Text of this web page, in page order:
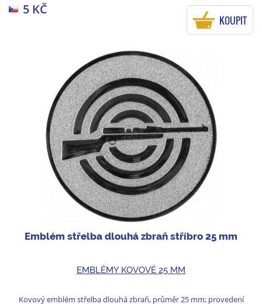
5 KČ
KOUPIT
Emblém střelba dlouhá zbraň stříbro 25 mm
EMBLÉMY KOVOVÉ 25 MM
Kovový emblém střelba dlouhá zbraň, průměr 25 mm; provedení